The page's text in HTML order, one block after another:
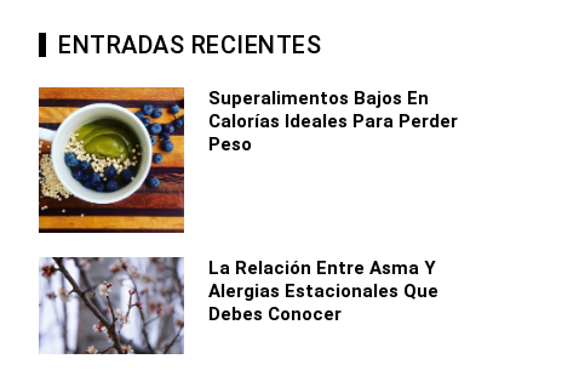
ENTRADAS RECIENTES
Superalimentos Bajos En
Calorías Ideales Para Perder
Peso
La Relación Entre Asma Y
Alergias Estacionales Que
Debes Conocer